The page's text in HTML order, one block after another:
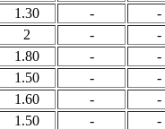
1.30 - -
2 - -
1.80 - -
1.50 - -
1.60 - -
1.50 - -